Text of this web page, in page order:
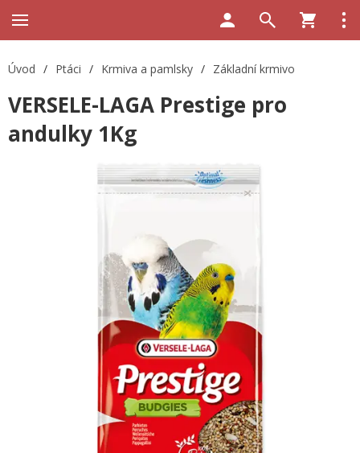
Úvod / Ptáci / Krmiva a pamlsky / Základní krmivo
VERSELE-LAGA Prestige pro
andulky 1Kg